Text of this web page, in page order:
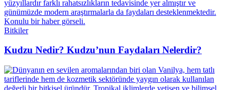
Bitkiler
Kudzu Nedir? Kudzu’nun Faydaları Nelerdir?